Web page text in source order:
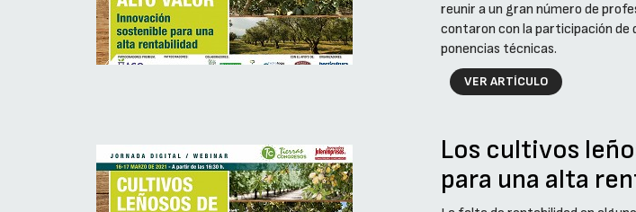
reunir a un gran número de
contaron con la participación de
ponencias técnicas.
VER ARTÍCULO
Los cultivos
para una alta